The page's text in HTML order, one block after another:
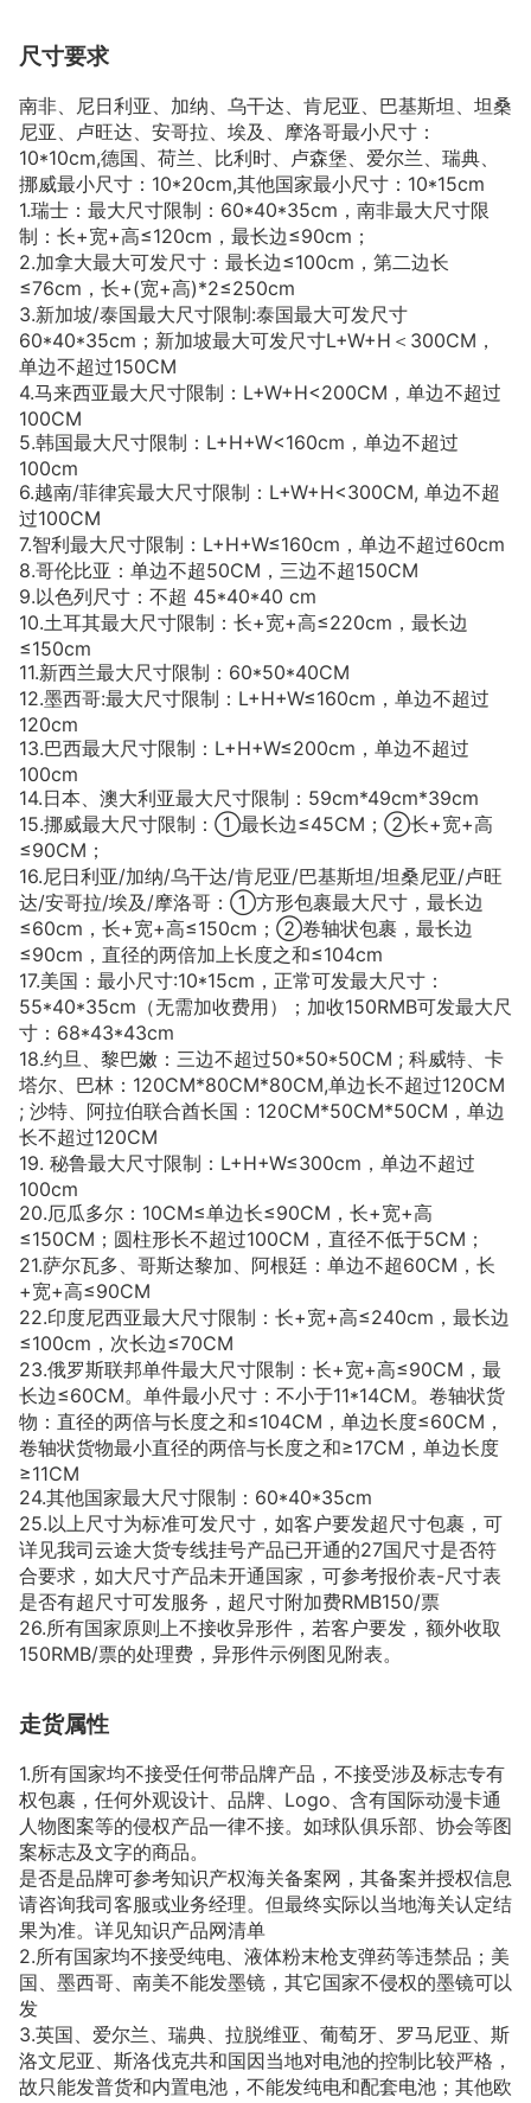
尺寸要求
南非、尼日利亚、加纳、乌干达、肯尼亚、巴基斯坦、坦桑
尼亚、卢旺达、安哥拉、埃及、摩洛哥最小尺寸：
10*10cm,德国、荷兰、比利时、卢森堡、爱尔兰、瑞典、
挪威最小尺寸：10*20cm,其他国家最小尺寸：10*15cm
1.瑞士：最大尺寸限制：60*40*35cm，南非最大尺寸限
制：长+宽+高≤120cm，最长边≤90cm；
2.加拿大最大可发尺寸：最长边≤100cm，第二边长
≤76cm，长+(宽+高)*2≤250cm
3.新加坡/泰国最大尺寸限制:泰国最大可发尺寸
60*40*35cm；新加坡最大可发尺寸L+W+H＜300CM，
单边不超过150CM
4.马来西亚最大尺寸限制：L+W+H<200CM，单边不超过
100CM
5.韩国最大尺寸限制：L+H+W<160cm，单边不超过
100cm
6.越南/菲律宾最大尺寸限制：L+W+H<300CM, 单边不超
过100CM
7.智利最大尺寸限制：L+H+W≤160cm，单边不超过60cm
8.哥伦比亚：单边不超50CM，三边不超150CM
9.以色列尺寸：不超 45*40*40 cm
10.土耳其最大尺寸限制：长+宽+高≤220cm，最长边
≤150cm
11.新西兰最大尺寸限制：60*50*40CM
12.墨西哥:最大尺寸限制：L+H+W≤160cm，单边不超过
120cm
13.巴西最大尺寸限制：L+H+W≤200cm，单边不超过
100cm
14.日本、澳大利亚最大尺寸限制：59cm*49cm*39cm
15.挪威最大尺寸限制：①最长边≤45CM；②长+宽+高
≤90CM；
16.尼日利亚/加纳/乌干达/肯尼亚/巴基斯坦/坦桑尼亚/卢旺
达/安哥拉/埃及/摩洛哥：①方形包裹最大尺寸，最长边
≤60cm，长+宽+高≤150cm；②卷轴状包裹，最长边
≤90cm，直径的两倍加上长度之和≤104cm
17.美国：最小尺寸:10*15cm，正常可发最大尺寸：
55*40*35cm（无需加收费用）；加收150RMB可发最大尺
寸：68*43*43cm
18.约旦、黎巴嫩：三边不超过50*50*50CM ; 科威特、卡
塔尔、巴林：120CM*80CM*80CM,单边长不超过120CM
; 沙特、阿拉伯联合酋长国：120CM*50CM*50CM，单边
长不超过120CM
19. 秘鲁最大尺寸限制：L+H+W≤300cm，单边不超过
100cm
20.厄瓜多尔：10CM≤单边长≤90CM，长+宽+高
≤150CM；圆柱形长不超过100CM，直径不低于5CM；
21.萨尔瓦多、哥斯达黎加、阿根廷：单边不超60CM，长
+宽+高≤90CM
22.印度尼西亚最大尺寸限制：长+宽+高≤240cm，最长边
≤100cm，次长边≤70CM
23.俄罗斯联邦单件最大尺寸限制：长+宽+高≤90CM，最
长边≤60CM。单件最小尺寸：不小于11*14CM。卷轴状货
物：直径的两倍与长度之和≤104CM，单边长度≤60CM，
卷轴状货物最小直径的两倍与长度之和≥17CM，单边长度
≥11CM
24.其他国家最大尺寸限制：60*40*35cm
25.以上尺寸为标准可发尺寸，如客户要发超尺寸包裹，可
详见我司云途大货专线挂号产品已开通的27国尺寸是否符
合要求，如大尺寸产品未开通国家，可参考报价表-尺寸表
是否有超尺寸可发服务，超尺寸附加费RMB150/票
26.所有国家原则上不接收异形件，若客户要发，额外收取
150RMB/票的处理费，异形件示例图见附表。
走货属性
1.所有国家均不接受任何带品牌产品，不接受涉及标志专有
权包裹，任何外观设计、品牌、Logo、含有国际动漫卡通
人物图案等的侵权产品一律不接。如球队俱乐部、协会等图
案标志及文字的商品。
是否是品牌可参考知识产权海关备案网，其备案并授权信息
请咨询我司客服或业务经理。但最终实际以当地海关认定结
果为准。详见知识产品网清单
2.所有国家均不接受纯电、液体粉末枪支弹药等违禁品；美
国、墨西哥、南美不能发墨镜，其它国家不侵权的墨镜可以
发
3.英国、爱尔兰、瑞典、拉脱维亚、葡萄牙、罗马尼亚、斯
洛文尼亚、斯洛伐克共和国因当地对电池的控制比较严格，
故只能发普货和内置电池，不能发纯电和配套电池；其他欧